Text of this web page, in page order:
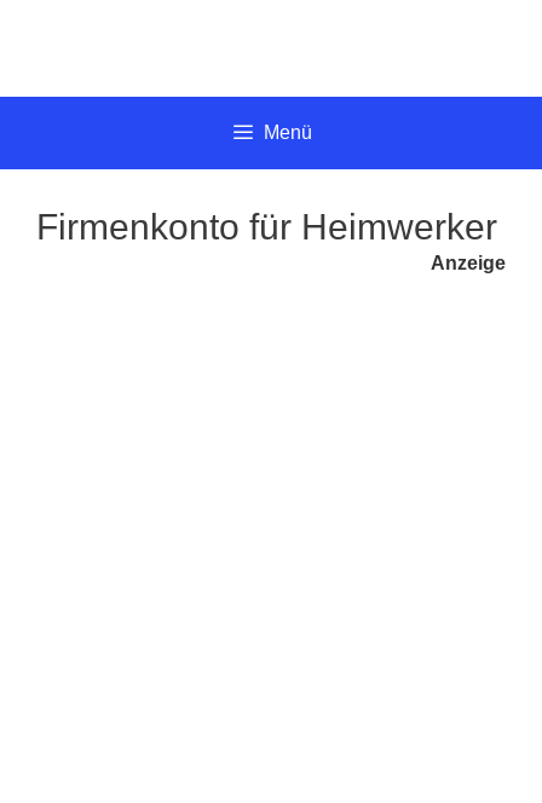
Menü
Firmenkonto für Heimwerker